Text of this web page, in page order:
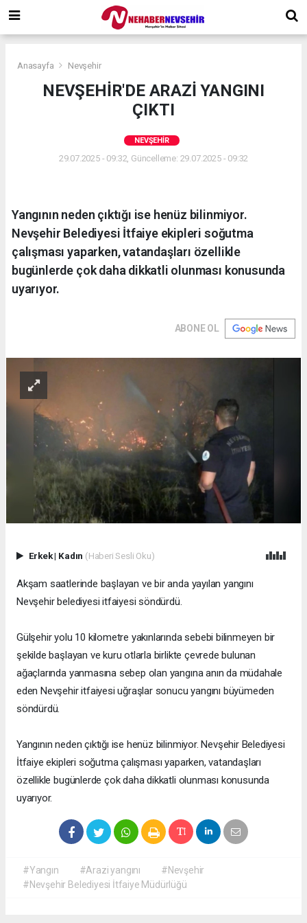
Anasayfa Nevşehir
NEVŞEHİR'DE ARAZİ YANGINI
ÇIKTI
NEVŞEHIR
29.07.2025 - 09:32, Güncelleme: 29.07.2025 - 09:32
Yangının neden çıktığı ise henüz bilinmiyor.
Nevşehir Belediyesi İtfaiye ekipleri soğutma
çalışması yaparken, vatandaşları özellikle
bugünlerde çok daha dikkatli olunması konusunda
uyarıyor.
ABONE OL
Erkek| Kadın (Haberi Sesli Oku)
Akşam saatlerinde başlayan ve bir anda yayılan yangını
Nevşehir belediyesi itfaiyesi söndürdü.
Gülşehir yolu 10 kilometre yakınlarında sebebi bilinmeyen bir
şekilde başlayan ve kuru otlarla birlikte çevrede bulunan
ağaçlarında yanmasına sebep olan yangına anın da müdahale
eden Nevşehir itfaiyesi uğraşlar sonucu yangını büyümeden
söndürdü.
Yangının neden çıktığı ise henüz bilinmiyor. Nevşehir Belediyesi
İtfaiye ekipleri soğutma çalışması yaparken, vatandaşları
özellikle bugünlerde çok daha dikkatli olunması konusunda
uyarıyor.
#Yangın #Arazi yangını
#Nevşehir
#Nevşehir Belediyesi İtfaiye Müdürlüğü